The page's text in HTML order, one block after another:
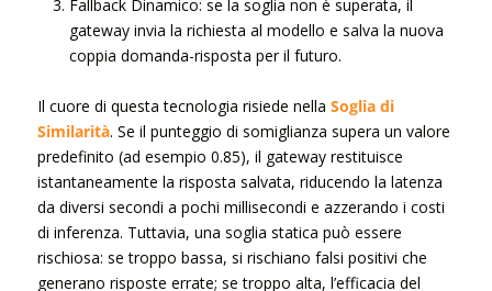
Fallback Dinamico: se la soglia non è superata, il
gateway invia la richiesta al modello e salva la nuova
coppia domanda-risposta per il futuro.
Il cuore di questa tecnologia risiede nella Soglia di
Similarità. Se il punteggio di somiglianza supera un valore
predefinito (ad esempio 0.85), il gateway restituisce
istantaneamente la risposta salvata, riducendo la latenza
da diversi secondi a pochi millisecondi e azzerando i costi
di inferenza. Tuttavia, una soglia statica può essere
rischiosa: se troppo bassa, si rischiano falsi positivi che
generano risposte errate; se troppo alta, l’efficacia del